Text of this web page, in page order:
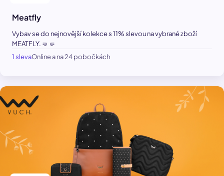
Meatfly
Vybav se do nejnovější kolekce s 11% slevou na vybrané zboží
MEATFLY. 🤜🤛
1 slevaOnline a na 24 pobočkách